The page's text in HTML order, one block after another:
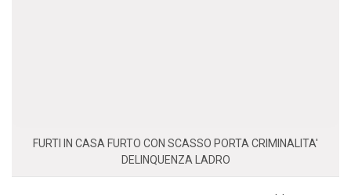
FURTI IN CASA FURTO CON SCASSO PORTA CRIMINALITA'
DELINQUENZA LADRO